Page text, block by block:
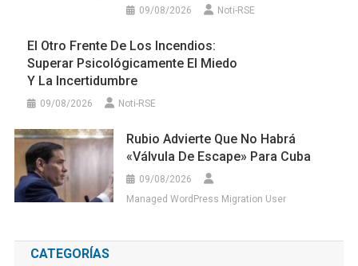
09/08/2026 Noti-RSE
El Otro Frente De Los Incendios:
Superar Psicológicamente El Miedo
Y La Incertidumbre
09/08/2026 Noti-RSE
Rubio Advierte Que No Habrá
«válvula De Escape» Para Cuba
09/08/2026
Managed WordPress Migration User
CATEGORÍAS